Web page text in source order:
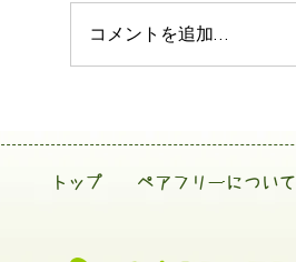
コメントを追加…
トップ ペアフリーについて